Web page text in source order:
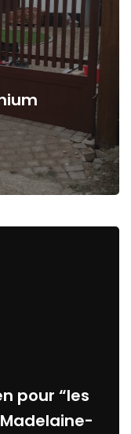
pour “les